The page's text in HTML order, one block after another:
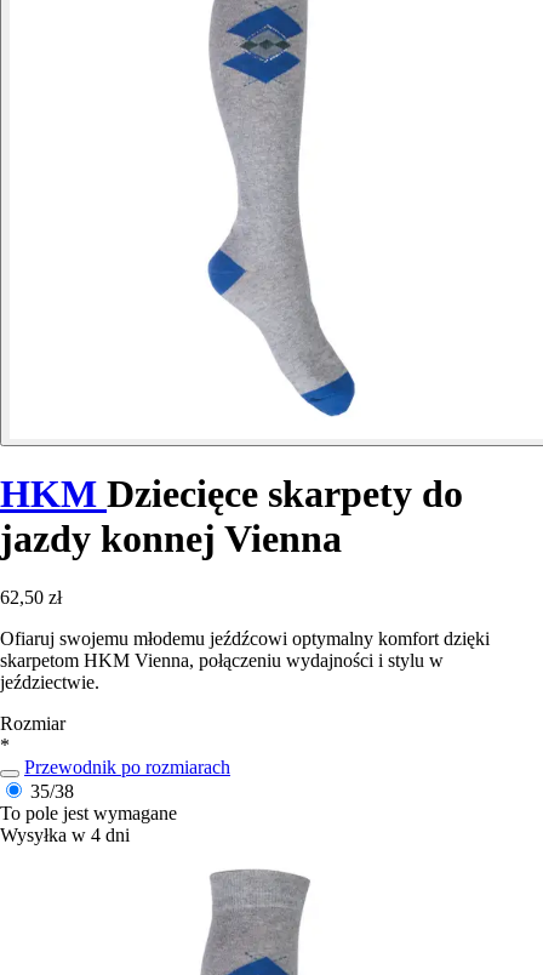
HKM Dziecięce skarpety do
jazdy konnej Vienna
62,50 zł
Ofiaruj swojemu młodemu jeźdźcowi optymalny komfort dzięki
skarpetom HKM Vienna, połączeniu wydajności i stylu w
jeździectwie.
Rozmiar
*
Przewodnik po rozmiarach
35/38
To pole jest wymagane
Wysyłka w 4 dni